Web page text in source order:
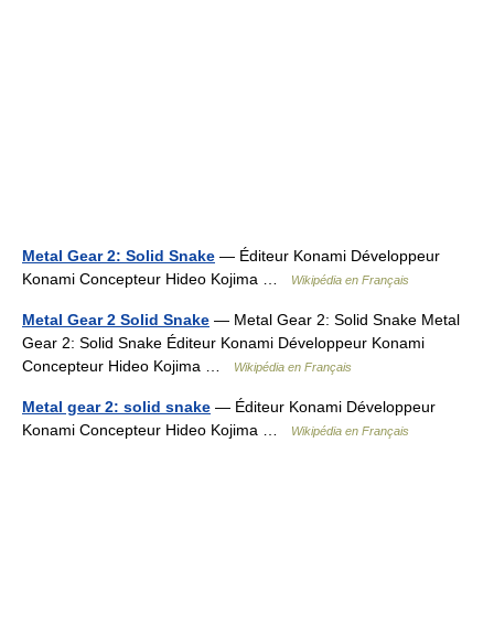
Metal Gear 2: Solid Snake — Éditeur Konami Développeur
Konami Concepteur Hideo Kojima …
Wikipédia en Français
Metal Gear 2 Solid Snake — Metal Gear 2: Solid Snake Metal
Gear 2: Solid Snake Éditeur Konami Développeur Konami
Concepteur Hideo Kojima …
Wikipédia en Français
Metal gear 2: solid snake — Éditeur Konami Développeur
Konami Concepteur Hideo Kojima …
Wikipédia en Français